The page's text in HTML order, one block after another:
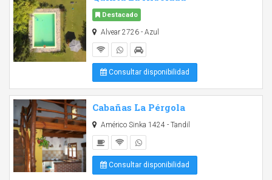
Destacado
Alvear 2726 - Azul
Consultar disponibilidad
Cabañas La Pérgola
Américo Sinka 1424 - Tandil
Consultar disponibilidad